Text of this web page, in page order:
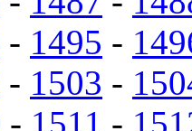
- 1495 -
- 1503 -
- 1511 -